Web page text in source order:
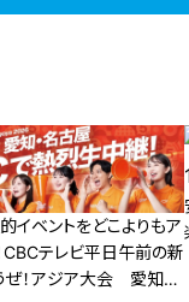
イベントをどこよりもア
CBCテレビ平日午前の新
ぜ！アジア大会 愛知・